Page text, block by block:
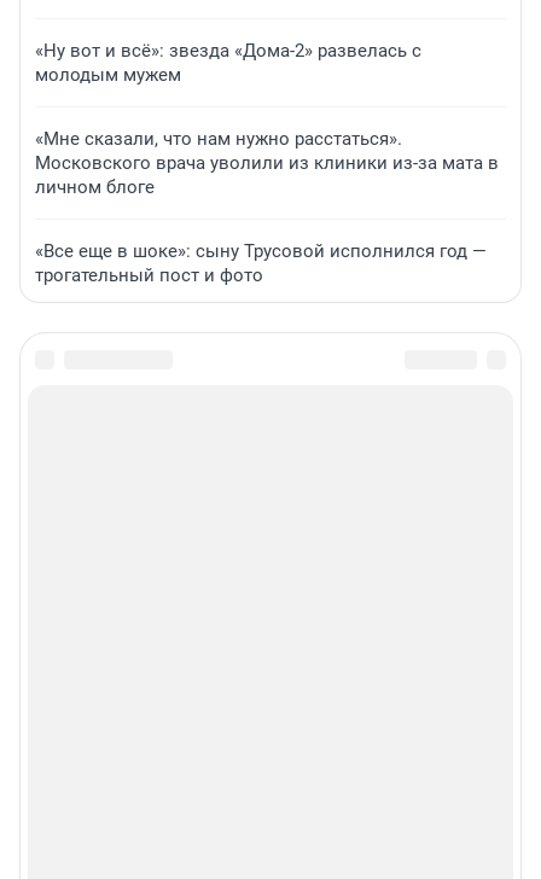
«Ну вот и всё»: звезда «Дома-2» развелась с
молодым мужем
«Мне сказали, что нам нужно расстаться».
Московского врача уволили из клиники из-за мата в
личном блоге
«Все еще в шоке»: сыну Трусовой исполнился год —
трогательный пост и фото